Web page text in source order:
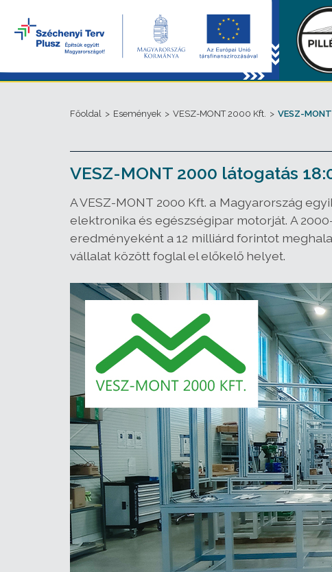
Főoldal > Események > VESZ-MONT 2000 Kft. > VESZ-
VESZ-MONT 2000 látogatás
A VESZ-MONT 2000 Kft. a Magyarország
elektronika és egészségipar motorját. A
eredményeként a 12 milliárd forintot
vállalat között foglal el előkelő helyet.